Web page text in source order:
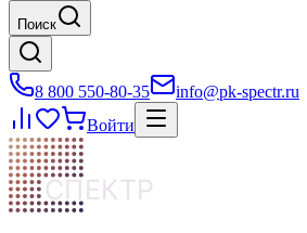
Поиск
8 800 550-80-35
info@pk-spectr.ru
Войти
СПЕКТР